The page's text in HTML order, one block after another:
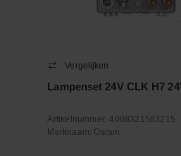
Vergelijken
Lampenset 24V CLK H7
Artikelnummer: 4008321583215
Merknaam: Osram